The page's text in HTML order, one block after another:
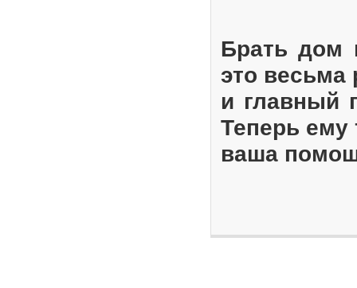
Брать дом
это весьма
и главный
Теперь ему
ваша